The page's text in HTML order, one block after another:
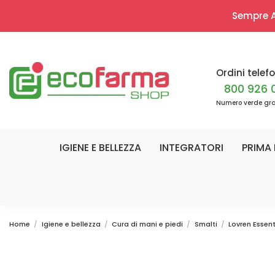
Sempre
Ordini
800 926
Numero verde
IGIENE E BELLEZZA INTEGRATORI PRIMA
Home Igiene e bellezza Cura di mani e piedi Smalti Lovren